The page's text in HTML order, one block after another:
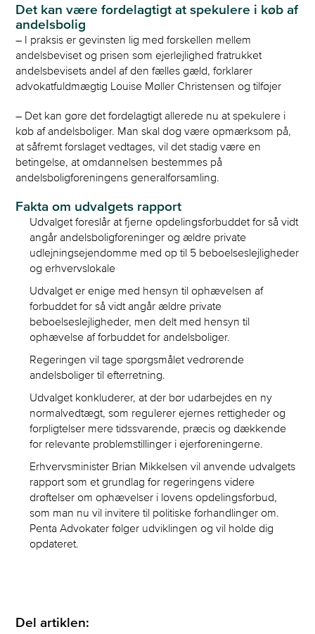
Det kan være fordelagtigt at spekulere i køb af
andelsbolig
– I praksis er gevinsten lig med forskellen mellem
andelsbeviset og prisen som ejerlejlighed fratrukket
andelsbevisets andel af den fælles gæld, forklarer
advokatfuldmægtig Louise Møller Christensen og tilføjer
– Det kan gøre det fordelagtigt allerede nu at spekulere i
køb af andelsboliger. Man skal dog være opmærksom på,
at såfremt forslaget vedtages, vil det stadig være en
betingelse, at omdannelsen bestemmes på
andelsboligforeningens generalforsamling.
Fakta om udvalgets rapport
Udvalget foreslår at fjerne opdelingsforbuddet for så vidt
angår andelsboligforeninger og ældre private
udlejningsejendomme med op til 5 beboelseslejligheder
og erhvervslokale
Udvalget er enige med hensyn til ophævelsen af
forbuddet for så vidt angår ældre private
beboelseslejligheder, men delt med hensyn til
ophævelse af forbuddet for andelsboliger.
Regeringen vil tage spørgsmålet vedrørende
andelsboliger til efterretning.
Udvalget konkluderer, at der bør udarbejdes en ny
normalvedtægt, som regulerer ejernes rettigheder og
forpligtelser mere tidssvarende, præcis og dækkende
for relevante problemstillinger i ejerforeningerne.
Erhvervsminister Brian Mikkelsen vil anvende udvalgets
rapport som et grundlag for regeringens videre
drøftelser om ophævelser i lovens opdelingsforbud,
som man nu vil invitere til politiske forhandlinger om.
Penta Advokater følger udviklingen og vil holde dig
opdateret.
Del artiklen: